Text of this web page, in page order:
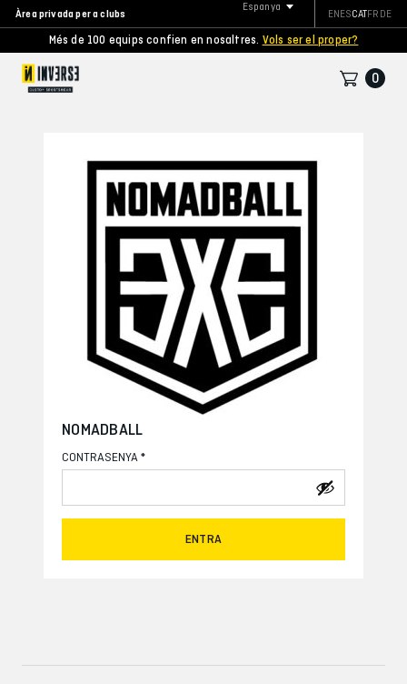
Àrea privada per a clubs
Més de 100 equips confien en nosaltres. Vols ser el proper?
Espanya
ENESCATFR DE
0
NOMADBALL
CONTRASENYA *
ENTRA